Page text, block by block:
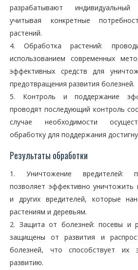
разрабатывают
учитывая конкретные
растений.
4. Обработка растений:
использованием современных
эффективных средств для
предотвращения развития болезней.
5. Контроль и поддержание
проводят последующий контроль
случае необходимости
обработку для поддержания
Результаты обработки
1. Уничтожение вредителей:
позволяет эффективно уничтожить
и других вредителей, которые
растениям и деревьям.
2. Защита от болезней: посевы и
защищены от развития и
болезней, что способствует их
развитию.